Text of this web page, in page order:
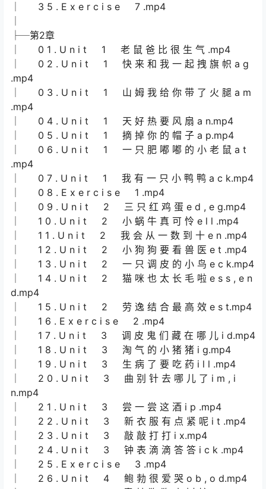
│ 3 5 . E x e r c i s e 7 .mp4
├─第2章
│ 0 1 . U n i t 1 老 鼠 爸 比 很 生 气 .mp4
│ 0 2 . U n i t 1 快 来 和 我 一 起 拽 旗 帜 a g
.mp4
│ 0 3 . U n i t 1 山 姆 我 给 你 带 了 火 腿 a m
.mp4
│ 0 4 . U n i t 1 天 好 热 要 风 扇 a n.mp4
│ 0 5 . U n i t 1 摘 掉 你 的 帽 子 a p.mp4
│ 0 6 . U n i t 1 一 只 肥 嘟 嘟 的 小 老 鼠 a t
.mp4
│ 0 7 . U n i t 1 我 有 一 只 小 鸭 鸭 a c k.mp4
│ 0 8 . E x e r c i s e 1 .mp4
│ 0 9 . U n i t 2 三 只 红 鸡 蛋 e d , e g.mp4
│ 1 0 . U n i t 2 小 蜗 牛 真 可 怜 e l l .mp4
│ 1 1 . U n i t 2 我 会 从 一 数 到 十 e n .mp4
│ 1 2 . U n i t 2 小 狗 狗 要 看 兽 医 e t .mp4
│ 1 3 . U n i t 2 一 只 调 皮 的 小 鸟 e c k.mp4
│ 1 4 . U n i t 2 猫 咪 也 太 长 毛 啦 e s s , e n
d.mp4
│ 1 5 . U n i t 2 劳 逸 结 合 最 高 效 e s t.mp4
│ 1 6 . E x e r c i s e 2 .mp4
│ 1 7 . U n i t 3 调 皮 鬼 们 藏 在 哪 儿 i d.mp4
│ 1 8 . U n i t 3 淘 气 的 小 猪 猪 i g.mp4
│ 1 9 . U n i t 3 生 病 了 要 吃 药 i l l .mp4
│ 2 0 . U n i t 3 曲 别 针 去 哪 儿 了 i m , i
n.mp4
│ 2 1 . U n i t 3 尝 一 尝 这 酒 i p .mp4
│ 2 2 . U n i t 3 新 衣 服 有 点 紧 呢 i t .mp4
│ 2 3 . U n i t 3 敲 敲 打 打 i x.mp4
│ 2 4 . U n i t 3 钟 表 滴 滴 答 答 i c k .mp4
│ 2 5 . E x e r c i s e 3 .mp4
│ 2 6 . U n i t 4 鲍 勃 很 爱 哭 o b , o d.mp4